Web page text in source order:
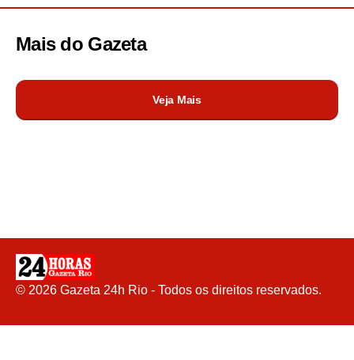
Mais do Gazeta
Veja Mais
© 2026 Gazeta 24h Rio - Todos os direitos reservados.